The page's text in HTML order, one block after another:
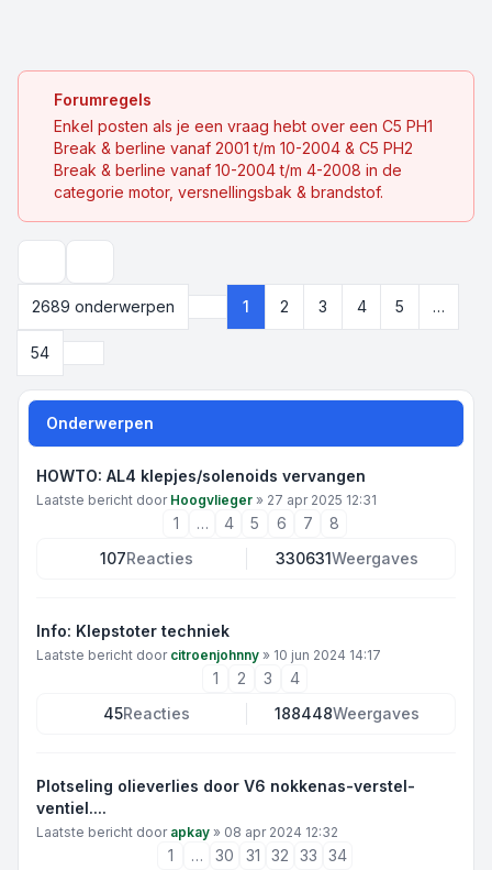
Forumregels
Enkel posten als je een vraag hebt over een C5 PH1
Break & berline vanaf 2001 t/m 10-2004 & C5 PH2
Break & berline vanaf 10-2004 t/m 4-2008 in de
categorie motor, versnellingsbak & brandstof.
2689 onderwerpen
Pagina van
1 2 3 4 5 …
54
Onderwerpen
HOWTO: AL4 klepjes/solenoids vervangen
Laatste bericht door Hoogvlieger » 27 apr 2025 12:31
1 … 4 5 6 7
8
107Reacties 330631Weergaves
Info: Klepstoter techniek
Laatste bericht door citroenjohnny » 10 jun 2024 14:17
1 2 3
4
45Reacties 188448Weergaves
Plotseling olieverlies door V6 nokkenas-verstel-
ventiel....
Laatste bericht door apkay » 08 apr 2024 12:32
1 … 30 31 32 33
34